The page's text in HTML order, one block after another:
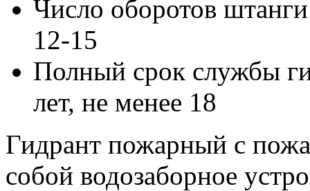
Число оборотов
12-15
Полный срок службы
лет, не менее 18
Гидрант пожарный с
собой водозаборное